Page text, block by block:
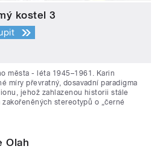
kostel 3
města - léta 1945–1961. Karin
míry převratný, dosavadní paradigma
jehož zahlazenou historii stále
stereotypů o „černé
Olah